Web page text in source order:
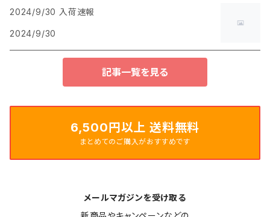
2024/9/30 入荷速報
2024/9/30
記事一覧を見る
6,500円以上 送料無料
まとめてのご購入がおすすめです
メールマガジンを受け取る